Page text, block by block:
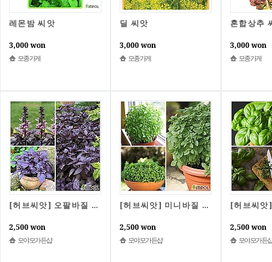
레몬밤 씨앗
3,000 won
모종가게
딜 씨앗
3,000 won
모종가게
혼합상추
3,000 won
모종가게
[허브씨앗] 오팔바질 20립
2,500 won
모야모가든샵
[허브씨앗] 미니바질 20립
2,500 won
모야모가든샵
2,500 won
모야모가든